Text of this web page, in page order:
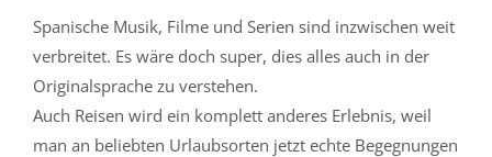
Spanische Musik, Filme und Serien sind inzwischen weit
verbreitet. Es wäre doch super, dies alles auch in der
Originalsprache zu verstehen.
Auch Reisen wird ein komplett anderes Erlebnis, weil
man an beliebten Urlaubsorten jetzt echte Begegnungen